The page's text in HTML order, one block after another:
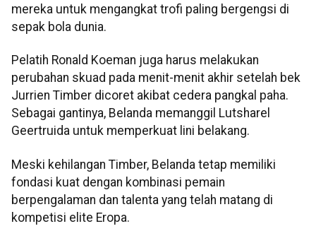
mereka untuk mengangkat trofi paling bergengsi di
sepak bola dunia.
Pelatih Ronald Koeman juga harus melakukan
perubahan skuad pada menit-menit akhir setelah bek
Jurrien Timber dicoret akibat cedera pangkal paha.
Sebagai gantinya, Belanda memanggil Lutsharel
Geertruida untuk memperkuat lini belakang.
Meski kehilangan Timber, Belanda tetap memiliki
fondasi kuat dengan kombinasi pemain
berpengalaman dan talenta yang telah matang di
kompetisi elite Eropa.